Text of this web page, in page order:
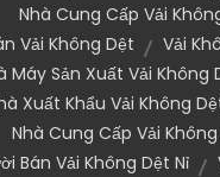
Nhà Cung Cấp Vải
Vải Không Dệt
Vải
Máy Sản Xuất Vải Không
Xuất Khẩu Vải Không
Nhà Cung Cấp Vải Không
Bán Vải Không Dệt Nỉ